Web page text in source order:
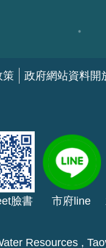
策
政府網站資料開
臉書 市府line
Resources ,